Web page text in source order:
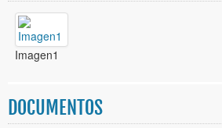
Imagen1
DOCUMENTOS